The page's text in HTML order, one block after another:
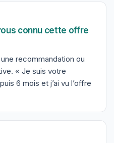
connu cette offre
recommandation ou
« Je suis votre
6 mois et j’ai vu l’offre